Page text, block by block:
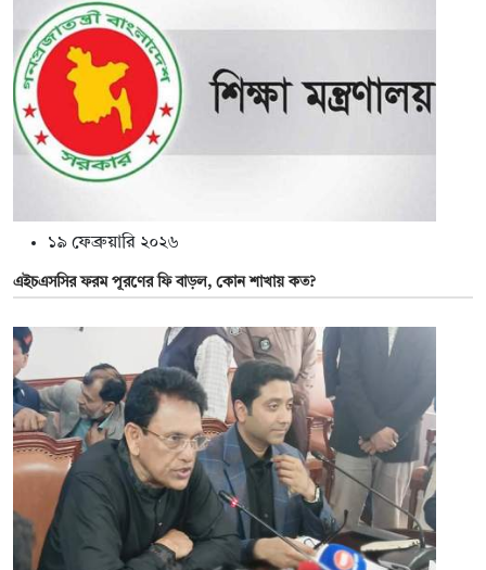
১৯ ফেব্রুয়ারি ২০২৬
এইচএসসির ফরম পূরণের ফি বাড়ল, কোন শাখায় কত?